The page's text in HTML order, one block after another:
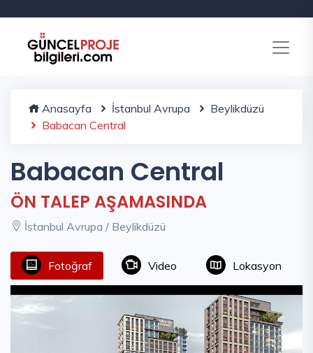
Anasayfa İstanbul Avrupa
Beylikdüzü
Babacan Central
Babacan Central
ÖN TALEP AŞAMASINDA
İstanbul Avrupa / Beylikdüzü
Fotoğraf Video Lokasyon